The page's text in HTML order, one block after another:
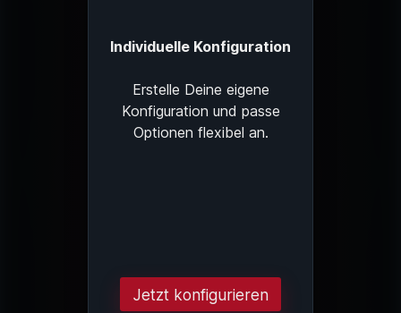
Individuelle Konfiguration
Erstelle Deine eigene
Konfiguration und passe
Optionen flexibel an.
Jetzt konfigurieren